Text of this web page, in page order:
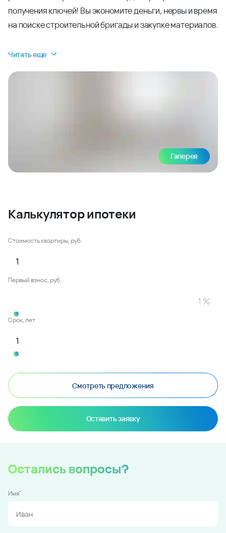
получения ключей! Вы экономите деньги, нервы и время
на поиске строительной бригады и закупке материалов.
Читать еще
Галерея
Калькулятор ипотеки
Стоимость квартиры, руб.
Первый взнос, руб.
Срок, лет
Смотреть предложения
Оставить заявку
Остались вопросы?
Имя*